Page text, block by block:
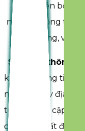
tạo tuyên bố
những thông tin
cập Trang, và
Sử dụng thông tin
không thông tin
như tên hay địa chỉ
từ việc truy cập
cá nhân nhất định